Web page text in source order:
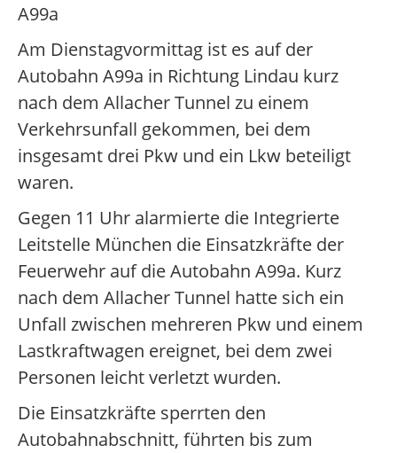
A99a
Am Dienstagvormittag ist es auf der
Autobahn A99a in Richtung Lindau kurz
nach dem Allacher Tunnel zu einem
Verkehrsunfall gekommen, bei dem
insgesamt drei Pkw und ein Lkw beteiligt
waren.
Gegen 11 Uhr alarmierte die Integrierte
Leitstelle München die Einsatzkräfte der
Feuerwehr auf die Autobahn A99a. Kurz
nach dem Allacher Tunnel hatte sich ein
Unfall zwischen mehreren Pkw und einem
Lastkraftwagen ereignet, bei dem zwei
Personen leicht verletzt wurden.
Die Einsatzkräfte sperrten den
Autobahnabschnitt, führten bis zum